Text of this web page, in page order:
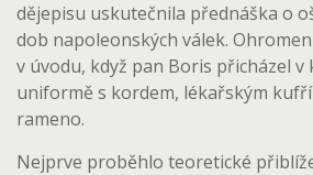
dějepisu uskutečnila přednáška o
dob napoleonských válek.
v úvodu, když pan Boris přicházel v
uniformě s kordem, lékařským
rameno.
Nejprve proběhlo teoretické